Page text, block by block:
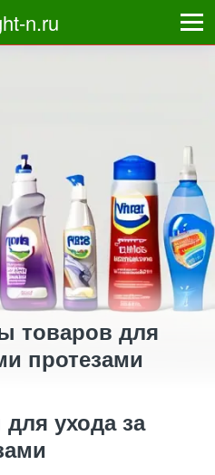
n.ru
товаров для
протезами
ухода за